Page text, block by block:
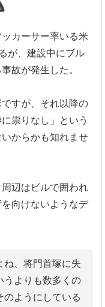
カーサー率いる米
が、 建設中にブル
故が発生した。
すが、 それ以降の
祟りなし」 という
からかも知れませ
周辺はビルで囲われ
向けないようなデ
ね、将門首塚に失
うよりも数多くの
ようにしている